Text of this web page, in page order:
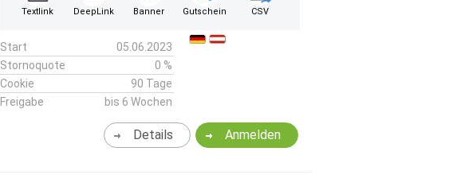
Textlink DeepLink Banner Gutschein CSV
Start
05.06.2023
Stornoquote
0 %
Cookie
90 Tage
Freigabe
bis 6 Wochen
Anmelden
Details